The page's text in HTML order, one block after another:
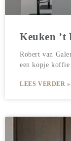
Keuken ’t
Robert van
een kopje
LEES VERDER »